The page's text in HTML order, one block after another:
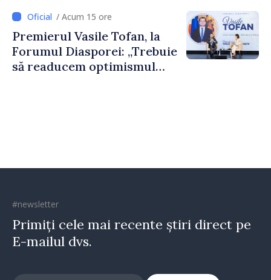
dumneavoastră pentru a
construi comunități mai
puternice”
/ Acum 15 ore
Premierul Vasile Tofan, la
Forumul Diasporei: „Trebuie
să readucem optimismul
#newsletter
Primiți cele mai recente știri direct pe
E-mailul dvs.